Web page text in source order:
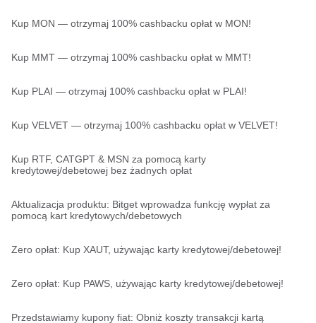
Kup MON — otrzymaj 100% cashbacku opłat w MON!
Kup MMT — otrzymaj 100% cashbacku opłat w MMT!
Kup PLAI — otrzymaj 100% cashbacku opłat w PLAI!
Kup VELVET — otrzymaj 100% cashbacku opłat w VELVET!
Kup RTF, CATGPT & MSN za pomocą karty
kredytowej/debetowej bez żadnych opłat
Aktualizacja produktu: Bitget wprowadza funkcję wypłat za
pomocą kart kredytowych/debetowych
Zero opłat: Kup XAUT, używając karty kredytowej/debetowej!
Zero opłat: Kup PAWS, używając karty kredytowej/debetowej!
Przedstawiamy kupony fiat: Obniż koszty transakcji kartą